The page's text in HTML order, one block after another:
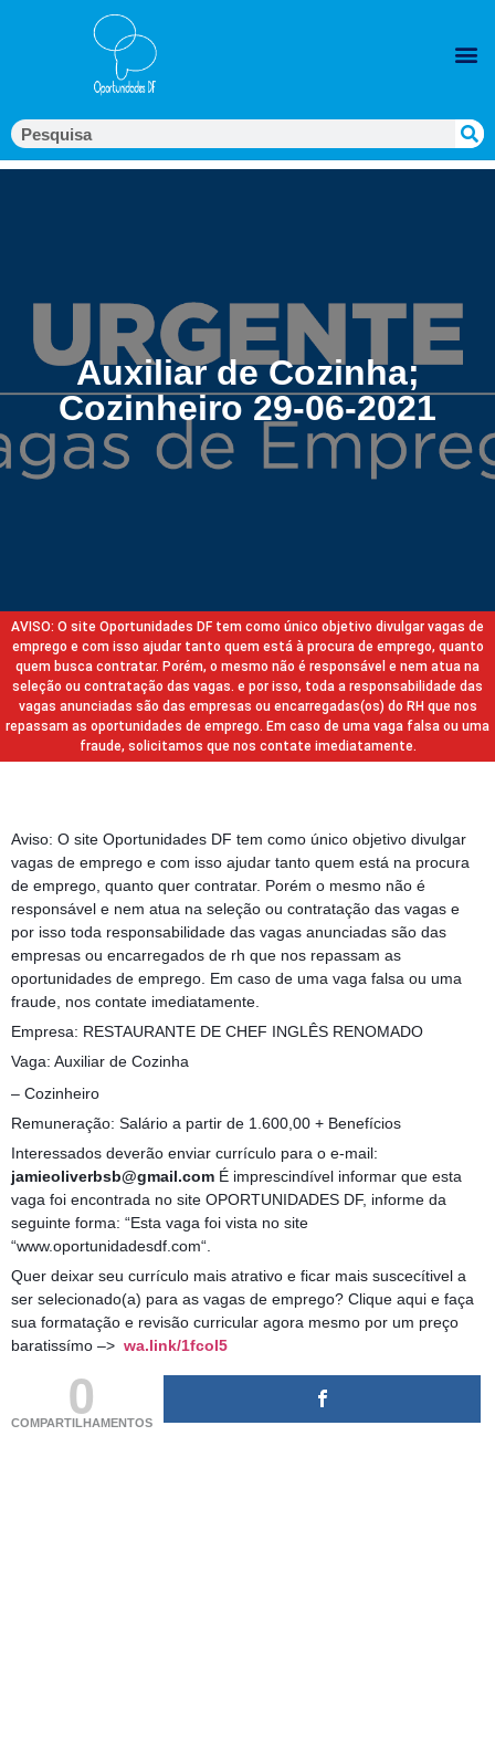
Auxiliar de Cozinha;
Cozinheiro 29-06-2021
AVISO: O site Oportunidades DF tem como único objetivo divulgar vagas de
emprego e com isso ajudar tanto quem está à procura de emprego, quanto
quem busca contratar. Porém, o mesmo não é responsável e nem atua na
seleção ou contratação das vagas. e por isso, toda a responsabilidade das
vagas anunciadas são das empresas ou encarregadas(os) do RH que nos
repassam as oportunidades de emprego. Em caso de uma vaga falsa ou uma
fraude, solicitamos que nos contate imediatamente.
Aviso: O site Oportunidades DF tem como único objetivo divulgar
vagas de emprego e com isso ajudar tanto quem está na procura
de emprego, quanto quer contratar. Porém o mesmo não é
responsável e nem atua na seleção ou contratação das vagas e
por isso toda responsabilidade das vagas anunciadas são das
empresas ou encarregados de rh que nos repassam as
oportunidades de emprego. Em caso de uma vaga falsa ou uma
fraude, nos contate imediatamente.
Empresa: RESTAURANTE DE CHEF INGLÊS RENOMADO
Vaga: Auxiliar de Cozinha
– Cozinheiro
Remuneração: Salário a partir de 1.600,00 + Benefícios
Interessados deverão enviar currículo para o e-mail:
jamieoliverbsb@gmail.com É imprescindível informar que esta
vaga foi encontrada no site OPORTUNIDADES DF, informe da
seguinte forma: “Esta vaga foi vista no site
“www.oportunidadesdf.com“.
Quer deixar seu currículo mais atrativo e ficar mais suscecítivel a
ser selecionado(a) para as vagas de emprego? Clique aqui e faça
sua formatação e revisão curricular agora mesmo por um preço
baratissímo –> wa.link/1fcol5
0
COMPARTILHAMENTOS